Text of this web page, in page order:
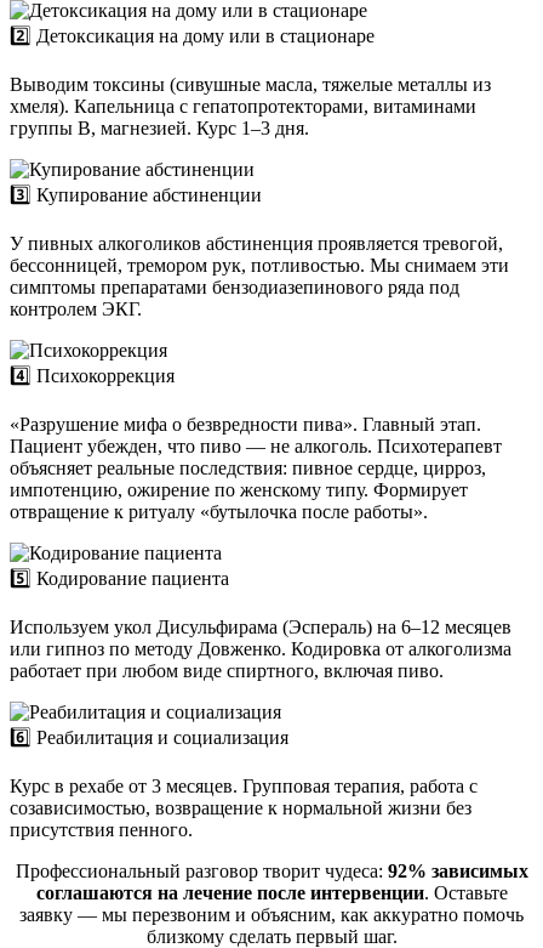
2️⃣ Детоксикация на дому или в стационаре
Выводим токсины (сивушные масла, тяжелые металлы из
хмеля). Капельница с гепатопротекторами, витаминами
группы B, магнезией. Курс 1–3 дня.
3️⃣ Купирование абстиненции
У пивных алкоголиков абстиненция проявляется тревогой,
бессонницей, тремором рук, потливостью. Мы снимаем эти
симптомы препаратами бензодиазепинового ряда под
контролем ЭКГ.
4️⃣ Психокоррекция
«Разрушение мифа о безвредности пива». Главный этап.
Пациент убежден, что пиво — не алкоголь. Психотерапевт
объясняет реальные последствия: пивное сердце, цирроз,
импотенцию, ожирение по женскому типу. Формирует
отвращение к ритуалу «бутылочка после работы».
5️⃣ Кодирование пациента
Используем укол Дисульфирама (Эспераль) на 6–12 месяцев
или гипноз по методу Довженко. Кодировка от алкоголизма
работает при любом виде спиртного, включая пиво.
6️⃣ Реабилитация и социализация
Курс в рехабе от 3 месяцев. Групповая терапия, работа с
созависимостью, возвращение к нормальной жизни без
присутствия пенного.
Профессиональный разговор творит чудеса: 92% зависимых
соглашаются на лечение после интервенции. Оставьте
заявку — мы перезвоним и объясним, как аккуратно помочь
близкому сделать первый шаг.